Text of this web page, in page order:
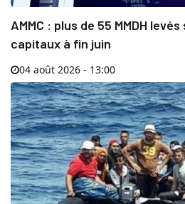
AMMC : plus de 55 MMDH
capitaux à fin juin
04 août 2026 - 13:00